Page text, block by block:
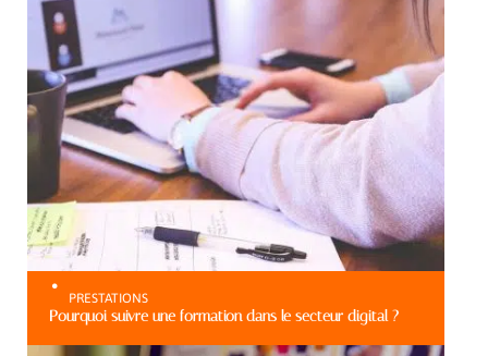
PRESTATIONS
Pourquoi suivre une formation dans le secteur digital ?